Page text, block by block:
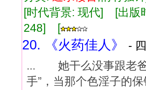
[时代背景: 现代] [出
248] [
20. 《火药佳人》
-
... 她干么没事跟老
手”，当那个色淫子